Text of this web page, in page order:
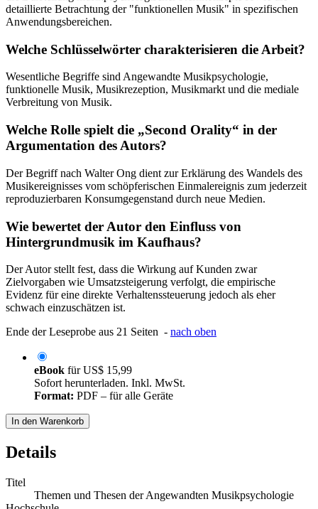
detaillierte Betrachtung der "funktionellen Musik" in spezifischen
Anwendungsbereichen.
Welche Schlüsselwörter charakterisieren die Arbeit?
Wesentliche Begriffe sind Angewandte Musikpsychologie,
funktionelle Musik, Musikrezeption, Musikmarkt und die mediale
Verbreitung von Musik.
Welche Rolle spielt die „Second Orality“ in der
Argumentation des Autors?
Der Begriff nach Walter Ong dient zur Erklärung des Wandels des
Musikereignisses vom schöpferischen Einmalereignis zum jederzeit
reproduzierbaren Konsumgegenstand durch neue Medien.
Wie bewertet der Autor den Einfluss von
Hintergrundmusik im Kaufhaus?
Der Autor stellt fest, dass die Wirkung auf Kunden zwar
Zielvorgaben wie Umsatzsteigerung verfolgt, die empirische
Evidenz für eine direkte Verhaltenssteuerung jedoch als eher
schwach einzuschätzen ist.
Ende der Leseprobe aus 21 Seiten - nach oben
eBook fürUS$ 15,99
Sofort herunterladen. Inkl. MwSt.
Format: PDF – für alle Geräte
In den Warenkorb
Details
Titel
Themen und Thesen der Angewandten Musikpsychologie